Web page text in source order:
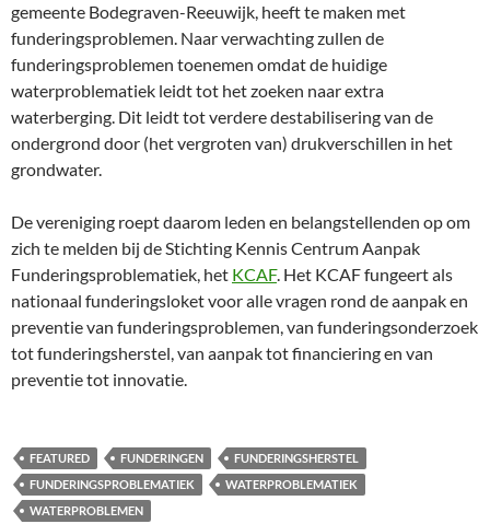
gemeente Bodegraven-Reeuwijk, heeft te maken met
funderingsproblemen. Naar verwachting zullen de
funderingsproblemen toenemen omdat de huidige
waterproblematiek leidt tot het zoeken naar extra
waterberging. Dit leidt tot verdere destabilisering van de
ondergrond door (het vergroten van) drukverschillen in het
grondwater.
De vereniging roept daarom leden en belangstellenden op om
zich te melden bij de Stichting Kennis Centrum Aanpak
Funderingsproblematiek, het KCAF. Het KCAF fungeert als
nationaal funderingsloket voor alle vragen rond de aanpak en
preventie van funderingsproblemen, van funderingsonderzoek
tot funderingsherstel, van aanpak tot financiering en van
preventie tot innovatie.
FEATURED FUNDERINGEN
FUNDERINGSHERSTEL
FUNDERINGSPROBLEMATIEK
WATERPROBLEMATIEK
WATERPROBLEMEN